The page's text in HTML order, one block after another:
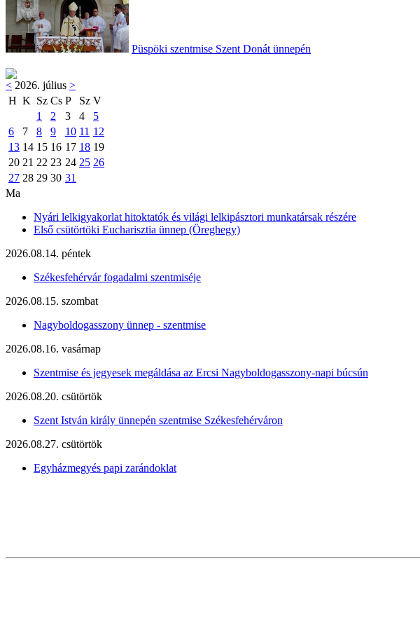
Püspöki szentmise Szent Donát ünnepén
< 2026. július >
H K Sz Cs P Sz V
1
2 3 4
5
6
7 8 9 10 11 12
13 14 15 16 17 18 19
20 21 22 23 24 25 26
27 28 29 30 31
Ma
Nyári lelkigyakorlat hitoktatók és világi lelkipásztori munkatársak részére
Első csütörtöki Eucharisztia ünnep (Öreghegy)
2026.08.14. péntek
Székesfehérvár fogadalmi szentmiséje
2026.08.15. szombat
Nagyboldogasszony ünnep - szentmise
2026.08.16. vasárnap
Szentmise és jegyesek megáldása az Ercsi Nagyboldogasszony-napi búcsún
2026.08.20. csütörtök
Szent István király ünnepén szentmise Székesfehérváron
2026.08.27. csütörtök
Egyházmegyés papi zarándoklat